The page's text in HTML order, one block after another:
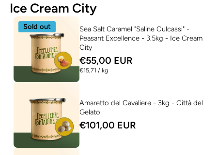
Ice Cream City
Sold out
Sea Salt Caramel "Saline Culcassi" -
Peasant Excellence - 3.5kg - Ice Cream
City
€55,00 EUR
€15,71 / per
kg
Amaretto del Cavaliere - 3kg - Città del
Gelato
€101,00 EUR